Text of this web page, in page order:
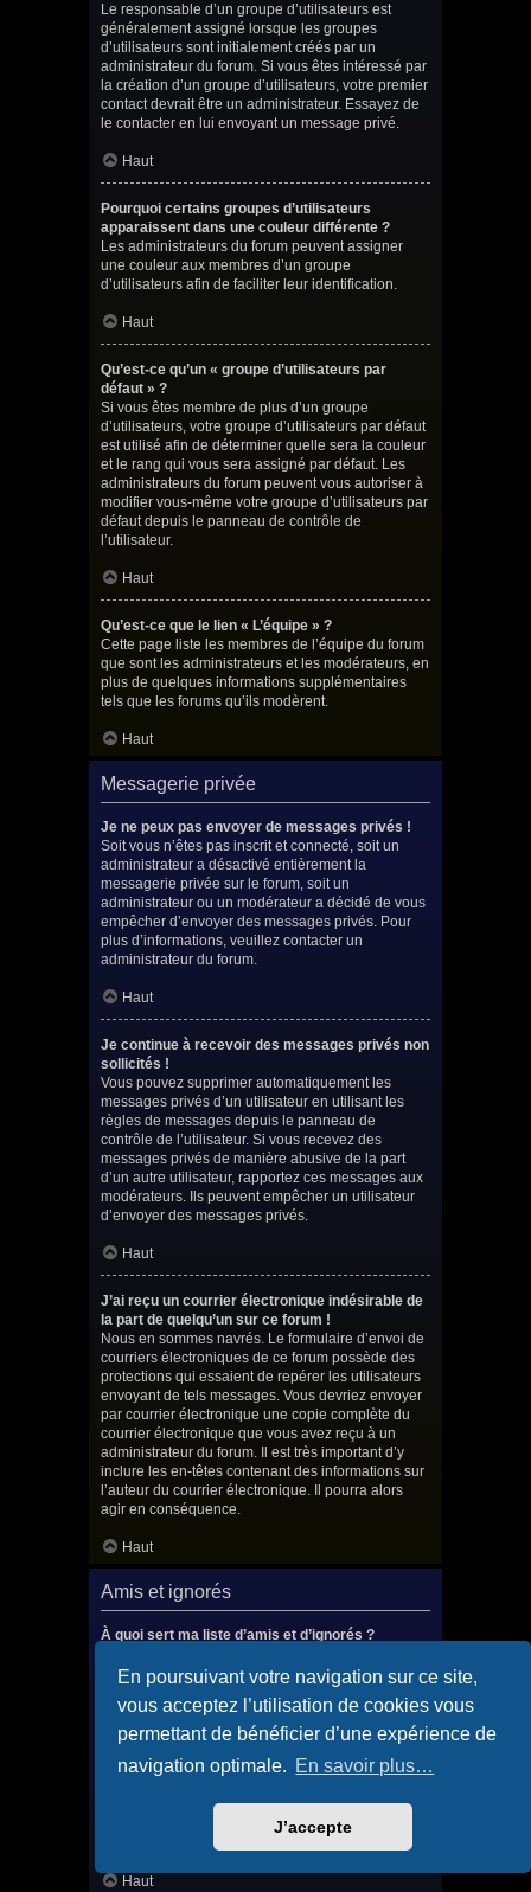
En poursuivant votre navigation sur ce site,
vous acceptez l’utilisation de cookies vous
permettant de bénéficier d’une expérience de
navigation optimale. En savoir plus…
J’accepte
Le responsable d’un groupe d’utilisateurs est
généralement assigné lorsque les groupes
d’utilisateurs sont initialement créés par un
administrateur du forum. Si vous êtes intéressé par
la création d’un groupe d’utilisateurs, votre premier
contact devrait être un administrateur. Essayez de
le contacter en lui envoyant un message privé.
Haut
Pourquoi certains groupes d’utilisateurs
apparaissent dans une couleur différente ?
Les administrateurs du forum peuvent assigner
une couleur aux membres d’un groupe
d’utilisateurs afin de faciliter leur identification.
Haut
Qu’est-ce qu’un « groupe d’utilisateurs par
défaut » ?
Si vous êtes membre de plus d’un groupe
d’utilisateurs, votre groupe d’utilisateurs par défaut
est utilisé afin de déterminer quelle sera la couleur
et le rang qui vous sera assigné par défaut. Les
administrateurs du forum peuvent vous autoriser à
modifier vous-même votre groupe d’utilisateurs par
défaut depuis le panneau de contrôle de
l’utilisateur.
Haut
Qu’est-ce que le lien « L’équipe » ?
Cette page liste les membres de l’équipe du forum
que sont les administrateurs et les modérateurs, en
plus de quelques informations supplémentaires
tels que les forums qu’ils modèrent.
Haut
Messagerie privée
Je ne peux pas envoyer de messages privés !
Soit vous n’êtes pas inscrit et connecté, soit un
administrateur a désactivé entièrement la
messagerie privée sur le forum, soit un
administrateur ou un modérateur a décidé de vous
empêcher d’envoyer des messages privés. Pour
plus d’informations, veuillez contacter un
administrateur du forum.
Haut
Je continue à recevoir des messages privés non
sollicités !
Vous pouvez supprimer automatiquement les
messages privés d’un utilisateur en utilisant les
règles de messages depuis le panneau de
contrôle de l’utilisateur. Si vous recevez des
messages privés de manière abusive de la part
d’un autre utilisateur, rapportez ces messages aux
modérateurs. Ils peuvent empêcher un utilisateur
d’envoyer des messages privés.
Haut
J’ai reçu un courrier électronique indésirable de
la part de quelqu’un sur ce forum !
Nous en sommes navrés. Le formulaire d’envoi de
courriers électroniques de ce forum possède des
protections qui essaient de repérer les utilisateurs
envoyant de tels messages. Vous devriez envoyer
par courrier électronique une copie complète du
courrier électronique que vous avez reçu à un
administrateur du forum. Il est très important d’y
inclure les en-têtes contenant des informations sur
l’auteur du courrier électronique. Il pourra alors
agir en conséquence.
Haut
Amis et ignorés
À quoi sert ma liste d’amis et d’ignorés ?
trier certains utilisateurs du forum. Les membres
ajoutés à votre liste d’amis seront listés dans le
panneau de contrôle de l’utilisateur afin de
consulter rapidement leur statut en ligne et leur
envoyer des messages privés. Selon le style
utilisé, les messages publiés par ces utilisateurs
vous ajoutez un utilisateur à votre liste d’ignorés,
tous les messages qu’il publiera seront masqués
Haut